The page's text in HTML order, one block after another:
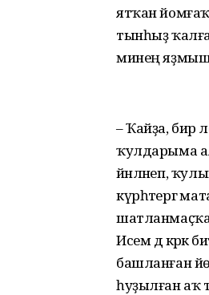
ятҡан
тынһыҙ
минең
– Ҡайҙа, бир
ҡулдарыма
йәнләнеп,
күрһәтергә
шатланмаҫҡа,
Исем дә
башланған
һуҙылған аҡ